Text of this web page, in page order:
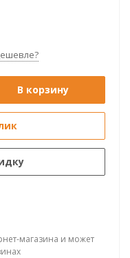
В корзину
магазина и может